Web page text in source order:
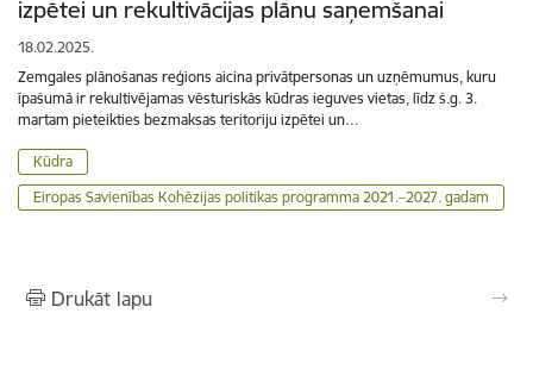
izpētei un rekultivācijas plānu saņemšanai
18.02.2025.
Zemgales plānošanas reģions aicina privātpersonas un uzņēmumus, kuru
īpašumā ir rekultivējamas vēsturiskās kūdras ieguves vietas, līdz š.g. 3.
martam pieteikties bezmaksas teritoriju izpētei un…
Kūdra
Eiropas Savienības Kohēzijas politikas programma 2021.–2027. gadam
Drukāt lapu